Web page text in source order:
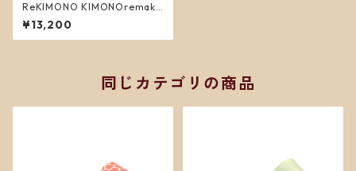
ReKIMONO KIMONOremake
necktie 3
¥13,200
同じカテゴリの商品